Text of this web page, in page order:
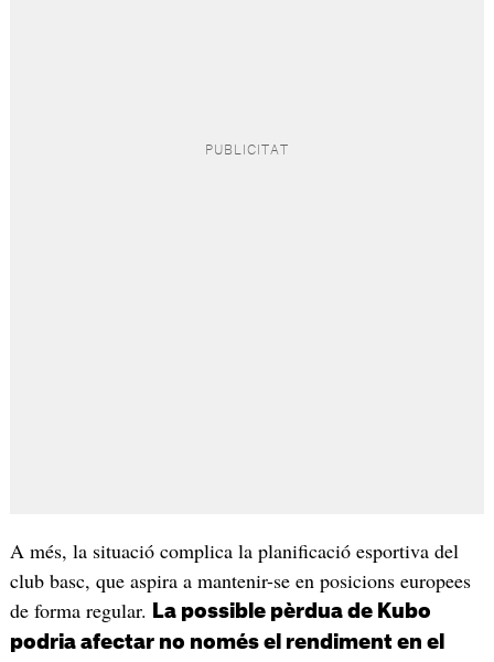
A més, la situació complica la planificació esportiva del
club basc, que aspira a mantenir-se en posicions europees
de forma regular.
La possible pèrdua de Kubo
podria afectar no només el rendiment en el